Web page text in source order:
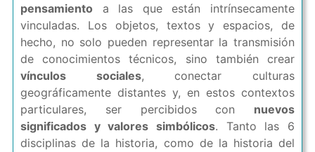
pensamiento a las que están intrínsecamente
vinculadas. Los objetos, textos y espacios, de
hecho, no solo pueden representar la transmisión
de conocimientos técnicos, sino también crear
vínculos sociales, conectar culturas
geográficamente distantes y, en estos contextos
particulares, ser percibidos con nuevos
significados y valores simbólicos. Tanto las 6
disciplinas de la historia, como de la historia del